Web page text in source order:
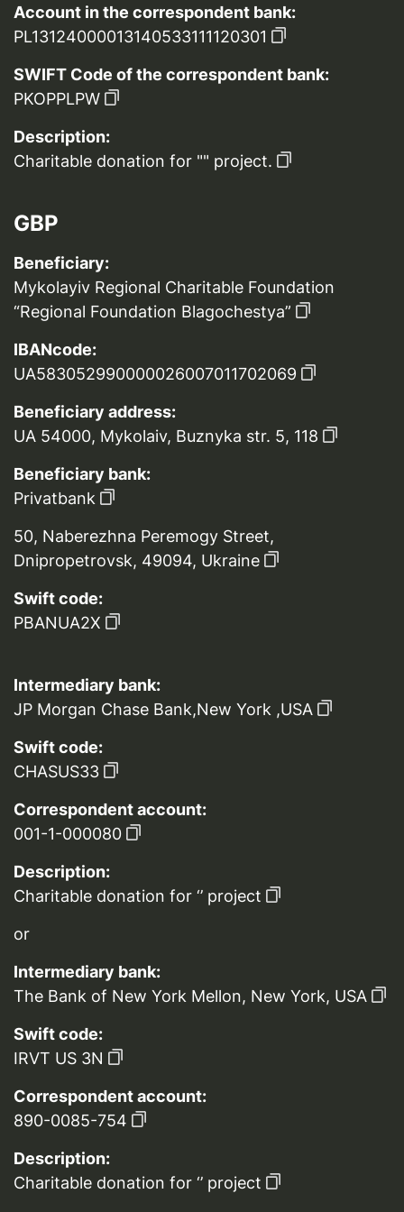
Account in the correspondent bank:
PL13124000013140533111120301
SWIFT Code of the correspondent bank:
PKOPPLPW
Description:
Charitable donation for "" project.
GBP
Beneficiary:
Mykolayiv Regional Charitable Foundation
“Regional Foundation Blagochestya”
IBANcode:
UA583052990000026007011702069
Beneficiary address:
UA 54000, Mykolaiv, Buznyka str. 5, 118
Beneficiary bank:
Privatbank
50, Naberezhna Peremogy Street,
Dnipropetrovsk, 49094, Ukraine
Swift code:
PBANUA2X
Intermediary bank:
JP Morgan Chase Bank,New York ,USA
Swift code:
CHASUS33
Correspondent account:
001-1-000080
Description:
Charitable donation for ‘’ project
or
Intermediary bank:
The Bank of New York Mellon, New York, USA
Swift code:
IRVT US 3N
Correspondent account:
890-0085-754
Description:
Charitable donation for ‘’ project